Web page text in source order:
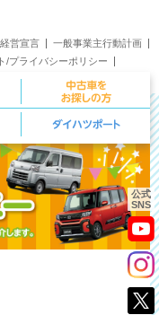
公式
SNS
営宣言
一般事業主行動計画
/プライバシーポリシー
新車をお探しの方
ス ご購入ガイド